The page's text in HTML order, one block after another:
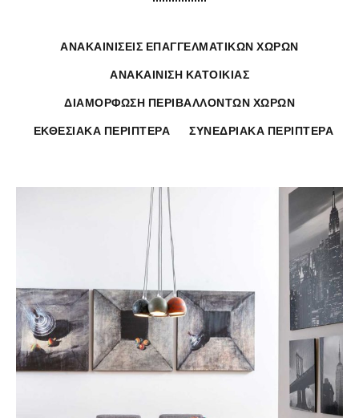
ΑΝΑΚΑΙΝΊΣΕΙΣ ΕΠΑΓΓΕΛΜΑΤΙΚΏΝ ΧΏΡΩΝ
ΑΝΑΚΑΊΝΙΣΗ ΚΑΤΟΙΚΊΑΣ
ΔΙΑΜΌΡΦΩΣΗ ΠΕΡΙΒΑΛΛΌΝΤΩΝ ΧΏΡΩΝ
ΕΚΘΕΣΙΑΚΆ ΠΕΡΊΠΤΕΡΑ
ΣΥΝΕΔΡΙΑΚΆ ΠΕΡΊΠΤΕΡΑ